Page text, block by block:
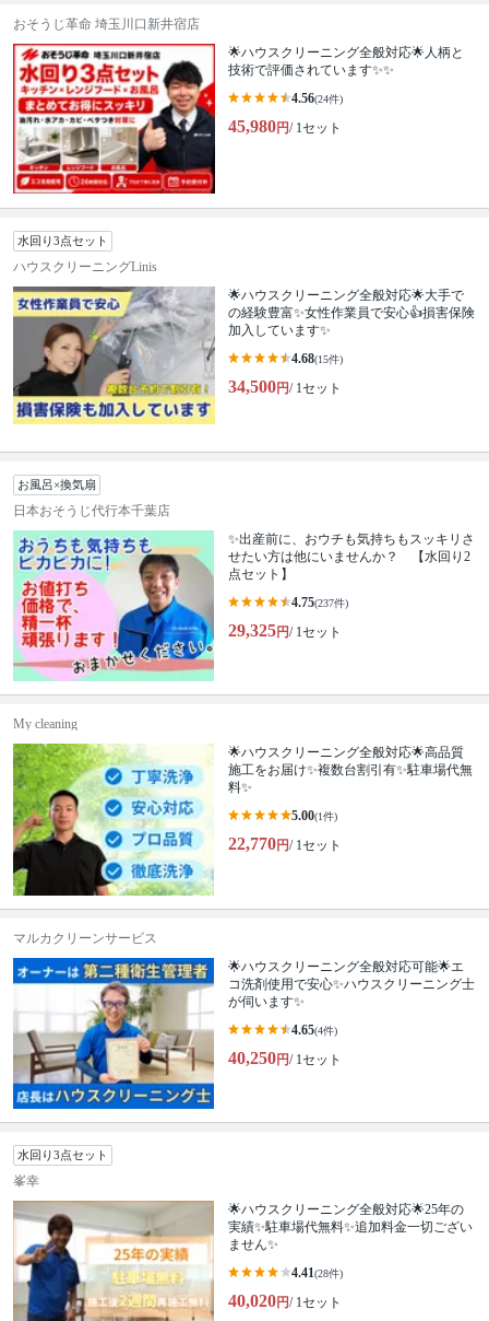
おそうじ革命 埼玉川口新井宿店
🌟ハウスクリーニング全般対応🌟人柄と
技術で評価されています✨✨
4.56(24件)
45,980円/ 1セット
水回り3点セット
ハウスクリーニングLinis
🌟ハウスクリーニング全般対応🌟大手で
の経験豊富✨女性作業員で安心👍損害保険
加入しています✨
4.68(15件)
34,500円/ 1セット
お風呂×換気扇
日本おそうじ代行本千葉店
✨出産前に、おウチも気持ちもスッキリさ
せたい方は他にいませんか？ 【水回り2
点セット】
4.75(237件)
29,325円/ 1セット
My cleaning
🌟ハウスクリーニング全般対応🌟高品質
施工をお届け✨複数台割引有✨駐車場代無
料✨
5.00(1件)
22,770円/ 1セット
マルカクリーンサービス
🌟ハウスクリーニング全般対応可能🌟エ
コ洗剤使用で安心✨ハウスクリーニング士
が伺います✨
4.65(4件)
40,250円/ 1セット
水回り3点セット
峯幸
🌟ハウスクリーニング全般対応🌟25年の
実績✨駐車場代無料✨追加料金一切ござい
ません✨
4.41(28件)
40,020円/ 1セット